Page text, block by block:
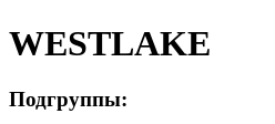
WESTLAKE
Подгруппы: